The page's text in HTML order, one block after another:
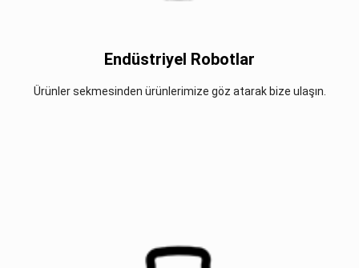
Endüstriyel Robotlar
Ürünler sekmesinden ürünlerimize göz atarak bize ulaşın.